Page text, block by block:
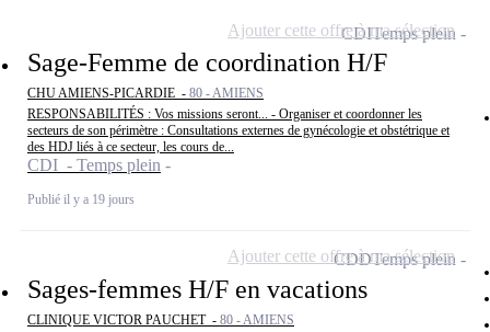
Sage-Femme de coordination H/F
CHU AMIENS-PICARDIE - 80 - AMIENS
RESPONSABILITÉS : Vos missions seront... - Organiser et coordonner les
secteurs de son périmètre : Consultations externes de gynécologie et obstétrique et
des HDJ liés à ce secteur, les cours de...
CDI - Temps plein
Publié il y a 19 jours
CDITemps plein
Ajouter cette offre à ma sélection
Sages-femmes H/F en vacations
CLINIQUE VICTOR PAUCHET - 80 - AMIENS
CDDTemps plein
Ajouter cette offre à ma sélection